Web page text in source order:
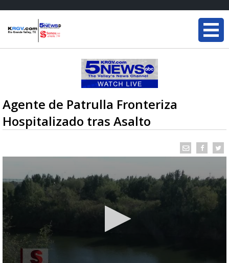
Agente de Patrulla Fronteriza
Hospitalizado tras Asalto